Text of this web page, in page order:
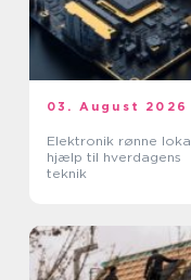
03. August 2026
Elektronik rønne lokal
hjælp til hverdagens
teknik